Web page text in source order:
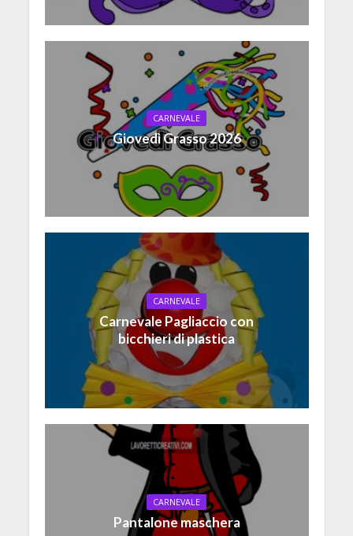
CARNEVALE
Giovedì Grasso 2026
CARNEVALE
Carnevale Pagliaccio con
bicchieri di plastica
CARNEVALE
Pantalone maschera